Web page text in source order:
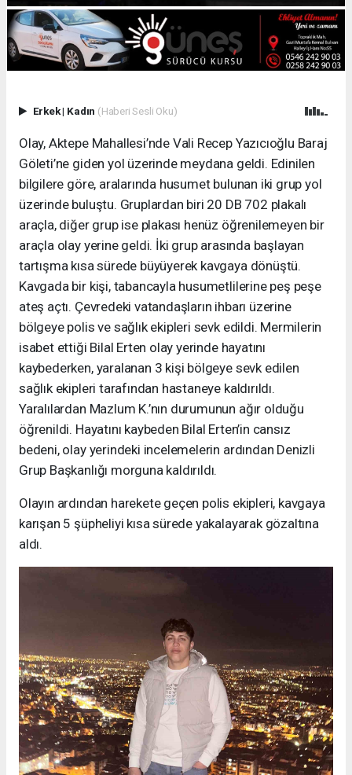
Erkek| Kadın (Haberi Sesli Oku)
Olay, Aktepe Mahallesi’nde Vali Recep Yazıcıoğlu Baraj
Göleti’ne giden yol üzerinde meydana geldi. Edinilen
bilgilere göre, aralarında husumet bulunan iki grup yol
üzerinde buluştu. Gruplardan biri 20 DB 702 plakalı
araçla, diğer grup ise plakası henüz öğrenilemeyen bir
araçla olay yerine geldi. İki grup arasında başlayan
tartışma kısa sürede büyüyerek kavgaya dönüştü.
Kavgada bir kişi, tabancayla husumetlilerine peş peşe
ateş açtı. Çevredeki vatandaşların ihbarı üzerine
bölgeye polis ve sağlık ekipleri sevk edildi. Mermilerin
isabet ettiği Bilal Erten olay yerinde hayatını
kaybederken, yaralanan 3 kişi bölgeye sevk edilen
sağlık ekipleri tarafından hastaneye kaldırıldı.
Yaralılardan Mazlum K.’nın durumunun ağır olduğu
öğrenildi. Hayatını kaybeden Bilal Erten’in cansız
bedeni, olay yerindeki incelemelerin ardından Denizli
Grup Başkanlığı morguna kaldırıldı.
Olayın ardından harekete geçen polis ekipleri, kavgaya
karışan 5 şüpheliyi kısa sürede yakalayarak gözaltına
aldı.